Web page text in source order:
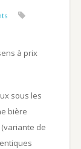
à prix
sous les
bière
de